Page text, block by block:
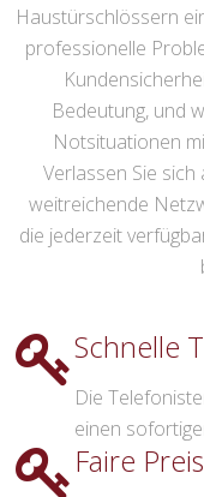
Haustürschlössern
professionelle
Bedeutung, und
Notsituationen
Verlassen Sie
weitreichende
die jederzeit
Schnelle
Die
einen
Faire